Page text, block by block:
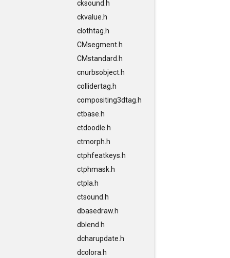
cksound.h
ckvalue.h
clothtag.h
CMsegment.h
CMstandard.h
cnurbsobject.h
collidertag.h
compositing3dtag.h
ctbase.h
ctdoodle.h
ctmorph.h
ctphfeatkeys.h
ctphmask.h
ctpla.h
ctsound.h
dbasedraw.h
dblend.h
dcharupdate.h
dcolora.h